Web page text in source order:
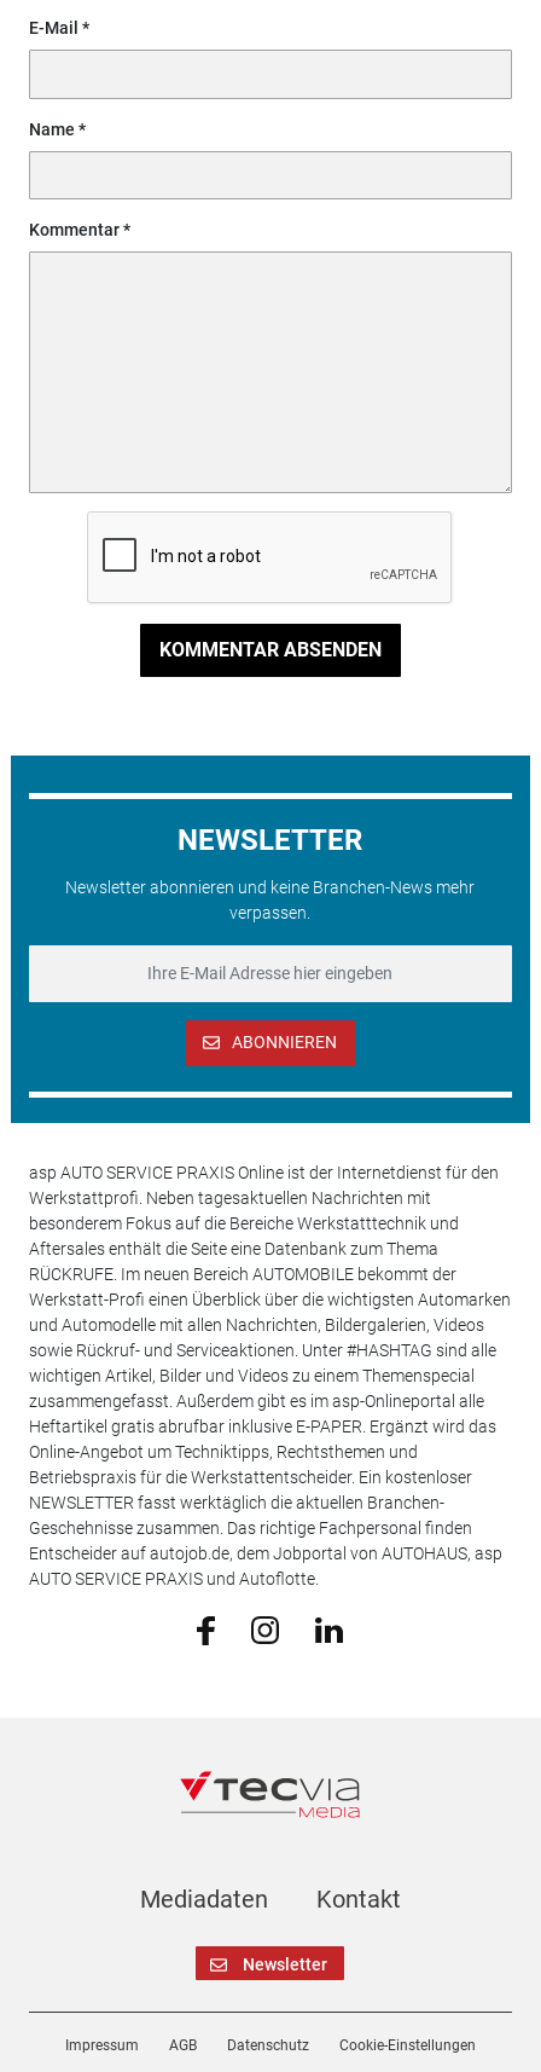
E-Mail
Name
Kommentar
KOMMENTAR ABSENDEN
NEWSLETTER
Newsletter abonnieren und keine Branchen-News mehr
verpassen.
ABONNIEREN
asp AUTO SERVICE PRAXIS Online ist der Internetdienst für den
Werkstattprofi. Neben tagesaktuellen Nachrichten mit
besonderem Fokus auf die Bereiche Werkstatttechnik und
Aftersales enthält die Seite eine Datenbank zum Thema
RÜCKRUFE. Im neuen Bereich AUTOMOBILE bekommt der
Werkstatt-Profi einen Überblick über die wichtigsten Automarken
und Automodelle mit allen Nachrichten, Bildergalerien, Videos
sowie Rückruf- und Serviceaktionen. Unter #HASHTAG sind alle
wichtigen Artikel, Bilder und Videos zu einem Themenspecial
zusammengefasst. Außerdem gibt es im asp-Onlineportal alle
Heftartikel gratis abrufbar inklusive E-PAPER. Ergänzt wird das
Online-Angebot um Techniktipps, Rechtsthemen und
Betriebspraxis für die Werkstattentscheider. Ein kostenloser
NEWSLETTER fasst werktäglich die aktuellen Branchen-
Geschehnisse zusammen. Das richtige Fachpersonal finden
Entscheider auf autojob.de, dem Jobportal von AUTOHAUS, asp
AUTO SERVICE PRAXIS und Autoflotte.
Mediadaten Kontakt
Newsletter
Impressum AGB Datenschutz Cookie-Einstellungen